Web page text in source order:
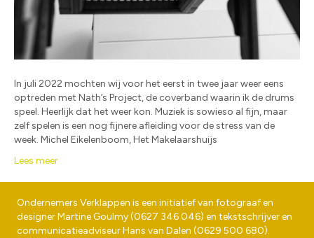
In juli 2022 mochten wij voor het eerst in twee jaar weer eens
optreden met Nath’s Project, de coverband waarin ik de drums
speel. Heerlijk dat het weer kon. Muziek is sowieso al fijn, maar
zelf spelen is een nog fijnere afleiding voor de stress van de
week. Michel Eikelenboom, Het Makelaarshuijs
Lees meer
Ondernemers Verklappen is een initiatief van fotograaf en
designerMartine Goulmy(0627 346 046) en tekstschrijver en
communicatieadviseurHans van Dalen (0629 500 680).